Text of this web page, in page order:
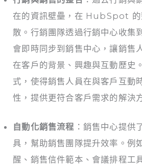
在的資訊壁壘，在 HubSpot 的
散。行銷團隊透過行銷中心收集
會即時同步到銷售中心，讓銷售
在客戶的背景、興趣與互動歷史
式，使得銷售人員在與客戶互動
性，提供更符合客戶需求的解決
自動化銷售流程 ：銷售中心提供
具，幫助銷售團隊提升效率。例
醒、銷售信件範本、會議排程工